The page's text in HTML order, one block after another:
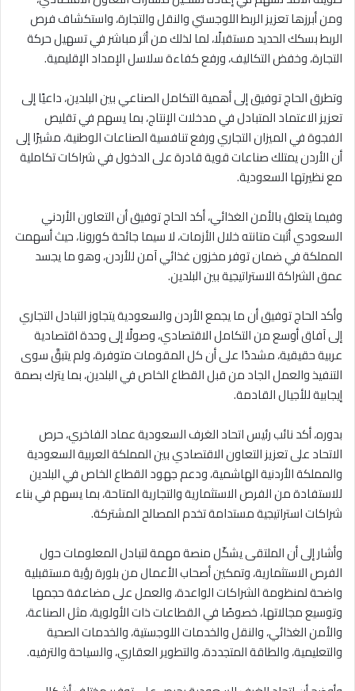
ومن أبرزها تعزيز الربط اللوجستي والنقل والتجارة، واستكشاف فرص
الربط بسكك الحديد مستقبلًا، لما لذلك من أثر مباشر في تسهيل حركة
التجارة، وخفض التكاليف، ورفع كفاءة سلاسل الإمداد الإقليمية.
وتطرق الحاج توفيق إلى أهمية التكامل الصناعي بين البلدين، داعيًا إلى
تعزيز الاعتماد المتبادل في مدخلات الإنتاج، بما يسهم في تقليص
الفجوة في الميزان التجاري ورفع تنافسية الصناعات الوطنية، مشيرًا إلى
أن الأردن يمتلك صناعات قوية قادرة على الدخول في شراكات تكاملية
مع نظيرتها السعودية.
وفيما يتعلق بالأمن الغذائي، أكد الحاج توفيق أن التعاون الأردني
السعودي أثبت متانته خلال الأزمات، لا سيما جائحة كورونا، حيث أسهمت
المملكة في ضمان توفر مخزون غذائي آمن للأردن، وهو ما يجسد
عمق الشراكة الاستراتيجية بين البلدين.
وأكد الحاج توفيق أن ما يجمع الأردن والسعودية يتجاوز التبادل التجاري
إلى آفاق أوسع من التكامل الاقتصادي، وصولًا إلى وحدة اقتصادية
عربية حقيقية، مشددًا على أن كل المقومات متوفرة، ولم يتبقَّ سوى
التنفيذ والعمل الجاد من قبل القطاع الخاص في البلدين، بما يترك بصمة
إيجابية للأجيال القادمة.
بدوره، أكد نائب رئيس اتحاد الغرف السعودية عماد الفاخري، حرص
الاتحاد على تعزيز التعاون الاقتصادي بين المملكة العربية السعودية
والمملكة الأردنية الهاشمية، ودعم جهود القطاع الخاص في البلدين
للاستفادة من الفرص الاستثمارية والتجارية المتاحة، بما يسهم في بناء
شراكات استراتيجية مستدامة تخدم المصالح المشتركة.
وأشار إلى أن الملتقى يشكّل منصة مهمة لتبادل المعلومات حول
الفرص الاستثمارية، وتمكين أصحاب الأعمال من بلورة رؤية مستقبلية
واضحة لمنظومة الشراكات الواعدة، والعمل على مضاعفة حجمها
وتوسيع مجالاتها، خصوصًا في القطاعات ذات الأولوية، مثل الصناعة،
والأمن الغذائي، والنقل والخدمات اللوجستية، والخدمات الصحية
والتعليمية، والطاقة المتجددة، والتطوير العقاري، والسياحة والترفيه.